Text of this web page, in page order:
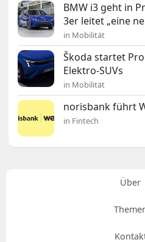
BMW i3 geht in
3er leitet „eine
in Mobilität
Škoda startet
Elektro-SUVs
in Mobilität
norisbank führt
in Fintech
Über